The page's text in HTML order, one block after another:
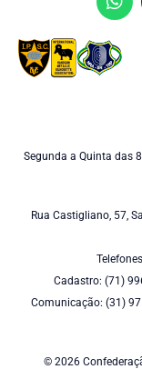
Segunda a Quinta das
Rua Castigliano, 57,
Cadastro: (71)
Comunicação: (31)
© 2026